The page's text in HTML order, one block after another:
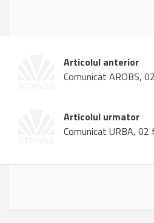
Articolul anterior
Comunicat AROBS,
Articolul urmator
Comunicat URBA,